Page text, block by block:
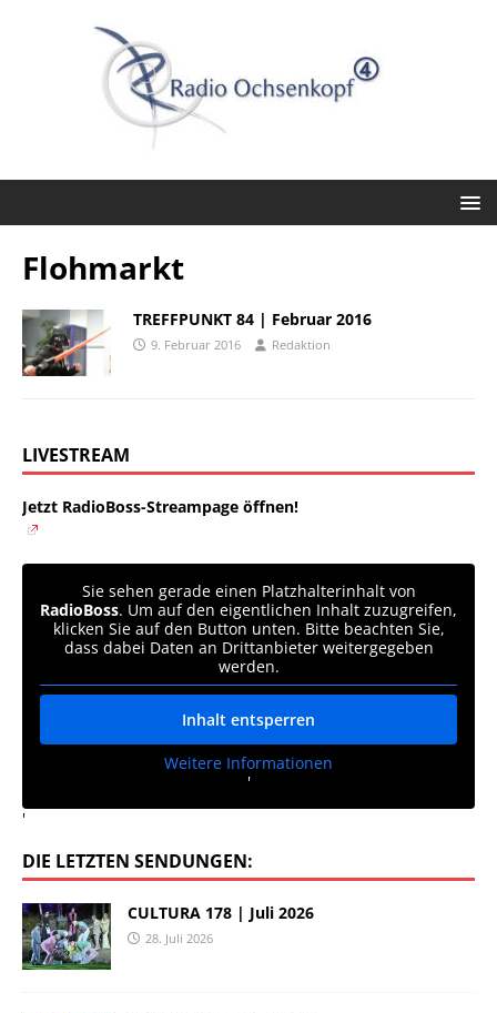
Flohmarkt
TREFFPUNKT 84 | Februar 2016
9. Februar 2016 Redaktion
LIVESTREAM
Jetzt RadioBoss-Streampage öffnen!
Sie sehen gerade einen Platzhalterinhalt von
RadioBoss. Um auf den eigentlichen Inhalt zuzugreifen,
klicken Sie auf den Button unten. Bitte beachten Sie,
dass dabei Daten an Drittanbieter weitergegeben
werden.
Inhalt entsperren
Weitere Informationen
'
'
DIE LETZTEN SENDUNGEN:
CULTURA 178 | Juli 2026
28. Juli 2026